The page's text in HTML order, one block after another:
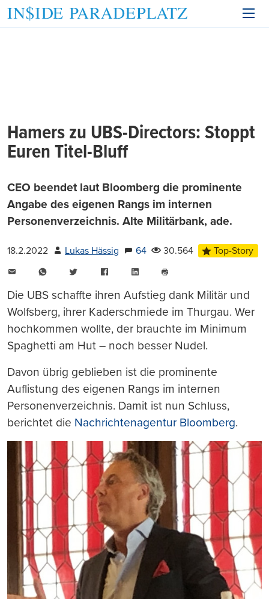
Hamers zu UBS-Directors: Stoppt
Euren Titel-Bluff
CEO beendet laut Bloomberg die prominente
Angabe des eigenen Rangs im internen
Personenverzeichnis. Alte Militärbank, ade.
18.2.2022 Lukas Hässig 64 30.564
Top-Story
WhatsAppTwitter FacebookLinkedIn
drucken
Die UBS schaffte ihren Aufstieg dank Militär und
Wolfsberg, ihrer Kaderschmiede im Thurgau. Wer
hochkommen wollte, der brauchte im Minimum
Spaghetti am Hut – noch besser Nudel.
Davon übrig geblieben ist die prominente
Auflistung des eigenen Rangs im internen
Personenverzeichnis. Damit ist nun Schluss,
berichtet die Nachrichtenagentur Bloomberg.